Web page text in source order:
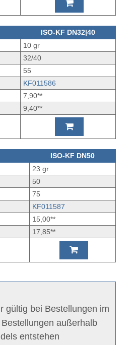
ISO-KF DN32|40
10 gr
32/40
55
KF011586
7,90**
9,40**
ISO-KF DN50
23 gr
50
75
KF011587
15,00**
17,85**
gültig bei Bestellungen im
außerhalb
entstehen